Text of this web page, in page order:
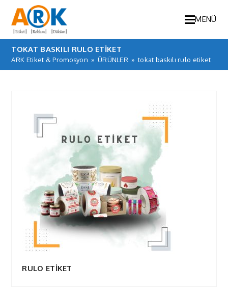
MENÜ
TOKAT BASKILI RULO ETIKET
ARK Etiket & Promosyon » ÜRÜNLER » tokat baskılı rulo etiket
RULO ETİKET